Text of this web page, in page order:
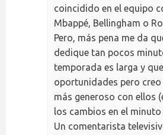
coincidido en el equipo
Mbappé, Bellingham o
Pero, más pena me da
dedique tan pocos
temporada es larga y
oportunidades pero creo
más generoso con ellos
los cambios en el minuto
Un comentarista